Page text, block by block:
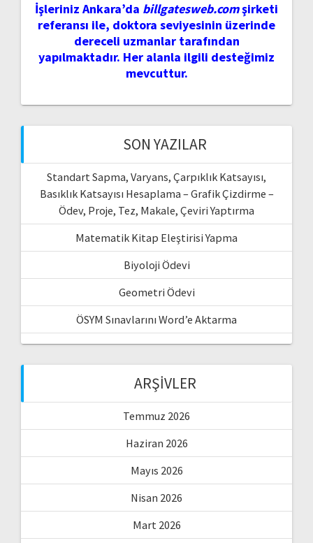
İşleriniz Ankara’da billgatesweb.comşirketi
referansı ile, doktora seviyesinin üzerinde
dereceli uzmanlar tarafından
yapılmaktadır. Her alanla ilgili desteğimiz
mevcuttur.
SON YAZILAR
Standart Sapma, Varyans, Çarpıklık Katsayısı,
Basıklık Katsayısı Hesaplama – Grafik Çizdirme –
Ödev, Proje, Tez, Makale, Çeviri Yaptırma
Matematik Kitap Eleştirisi Yapma
Biyoloji Ödevi
Geometri Ödevi
ÖSYM Sınavlarını Word’e Aktarma
ARŞIVLER
Temmuz 2026
Haziran 2026
Mayıs 2026
Nisan 2026
Mart 2026